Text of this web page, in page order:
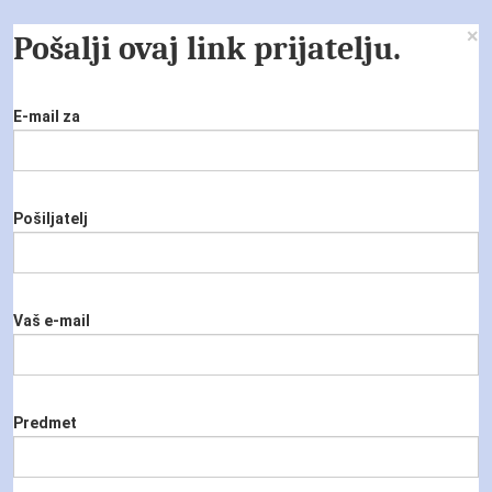
Pošalji ovaj link prijatelju. ×
E-mail za
Pošiljatelj
Vaš e-mail
Predmet